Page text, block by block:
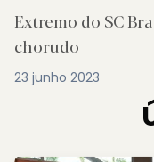
Extremo do SC
chorudo
23 junho 2023